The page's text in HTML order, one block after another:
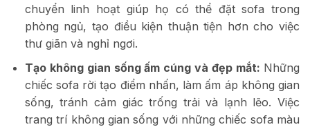
chuyển linh hoạt giúp họ có thể đặt sofa trong
phòng ngủ, tạo điều kiện thuận tiện hơn cho việc
thư giãn và nghỉ ngơi.
Tạo không gian sống ấm cúng và đẹp mắt: Những
chiếc sofa rời tạo điểm nhấn, làm ấm áp không gian
sống, tránh cảm giác trống trải và lạnh lẽo. Việc
trang trí không gian sống với những chiếc sofa màu